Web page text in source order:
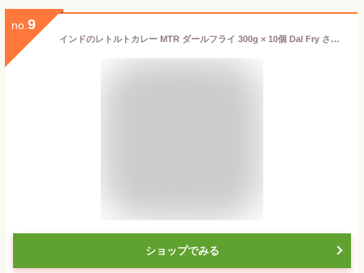
no. 9
インドのレトルトカレー MTR ダールフライ 300g × 10個 Dal Fry さらさら豆のインドカレー
ショップでみる